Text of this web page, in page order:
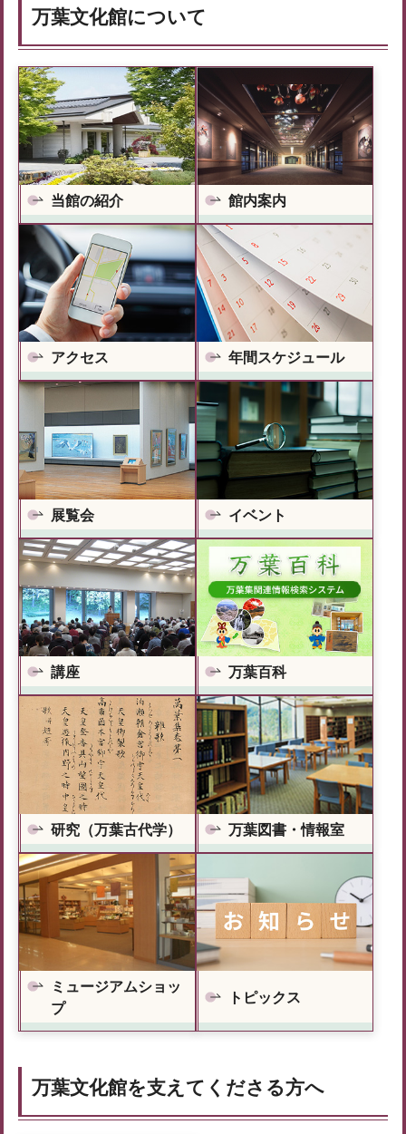
万葉文化館について
当館の紹介 館内案内
アクセス 年間スケジュール
展覧会 イベント
講座 万葉百科
研究（万葉古代学） 万葉図書・情報室
ミュージアムショッ
プ
トピックス
万葉文化館を支えてくださる方へ